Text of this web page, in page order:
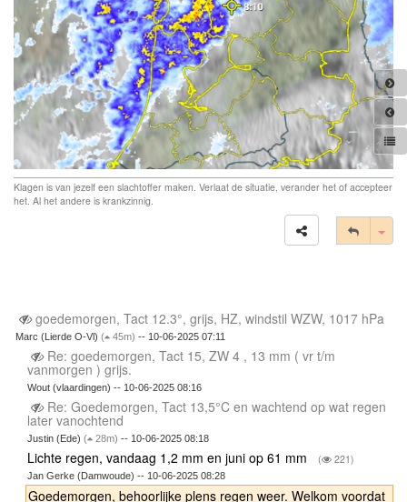
Klagen is van jezelf een slachtoffer maken. Verlaat de situatie, verander het of accepteer
het. Al het andere is krankzinnig.
goedemorgen, Tact 12.3°, grijs, HZ, windstil WZW, 1017 hPa
Marc (Lierde O-Vl) ( 45m) -- 10-06-2025 07:11
Re: goedemorgen, Tact 15, ZW 4 , 13 mm ( vr t/m
vanmorgen ) grijs.
Wout (vlaardingen) -- 10-06-2025 08:16
Re: Goedemorgen, Tact 13,5°C en wachtend op wat regen
later vanochtend
Justin (Ede) ( 28m) -- 10-06-2025 08:18
Lichte regen, vandaag 1,2 mm en juni op 61 mm ( 221)
Jan Gerke (Damwoude) -- 10-06-2025 08:28
Goedemorgen, behoorlijke plens regen weer. Welkom voordat